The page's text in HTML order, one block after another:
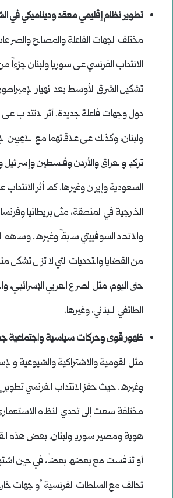
تطوير نظام إقليمي معقد وديناميكي في
مختلف الجهات الفاعلة والمصالح
الانتداب الفرنسي على سوريا ولبنان جزءاً
تشكيل الشرق الأوسط بعد انهيار
دول وجهات فاعلة جديدة. أثر الانتداب
ولبنان، وكذلك على علاقاتهما مع اللاعِبِين
تركيا والعراق والأردن وفلسطين
السعودية وإيران وغيرها. كما أثر
الخارجية في المنطقة، مثل بريطانيا
والاتحاد السوفييتي سابقاً وغيرها. وساهم
من القضايا والتحديات التي لا تزال
حتى اليوم، مثل الصراع العربي الإسرائيلي،
الطائفي اللبناني، وغيرها.
ظهور قوى وحركات سياسية واجتماعية
مثل القومية والاشتراكية والشيوعية
وغيرها. حيث حفز الانتداب الفرنسي
مختلفة سعت إلى تحدي النظام
هوية ومصير سوريا ولبنان. بعض هذه
أو تنافست مع بعضها بعضاً، في حين
تحالف مع السلطات الفرنسية أو جهات